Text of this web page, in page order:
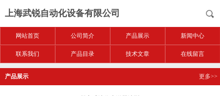
上海武锐自动化设备有限公司
网站首页 公司简介 产品展示 新闻中心
联系我们 产品目录 技术文章 在线留言
产品展示 更多>>